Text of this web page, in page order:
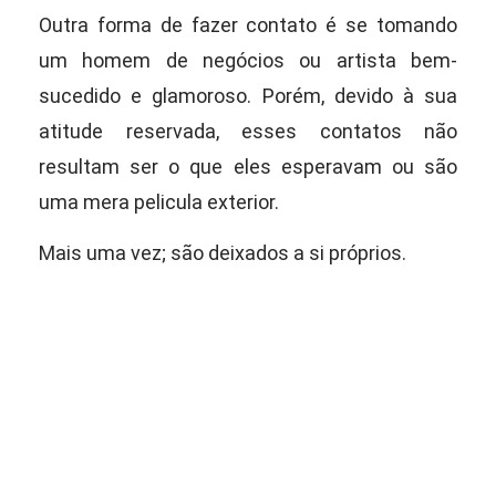
Outra forma de fazer contato é se tomando
um homem de negócios ou artista bem-
sucedido e glamoroso. Porém, devido à sua
atitude reservada, esses contatos não
resultam ser o que eles esperavam ou são
uma mera pelicula exterior.
Mais uma vez; são deixados a si próprios.